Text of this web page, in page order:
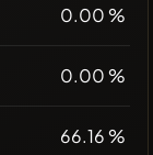
0.00 %
0.00 %
66.16 %